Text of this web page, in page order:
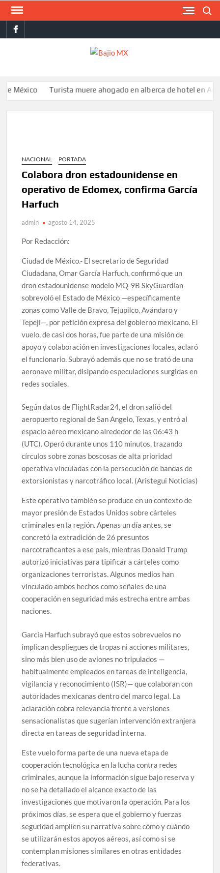
Saltar
contenidofacebook
Turista muere ahogado en alberca de hotel en
NACIONAL PORTADA
Colabora dron estadounidense en
operativo de Edomex, confirma García
Harfuch
admin agosto 14, 2025
Por Redacción:
Ciudad de México.- El secretario de Seguridad
Ciudadana, Omar García Harfuch, confirmó que un
dron estadounidense modelo MQ-9B SkyGuardian
sobrevoló el Estado de México —específicamente
zonas como Valle de Bravo, Tejupilco, Avándaro y
Tepeji—, por petición expresa del gobierno mexicano. El
vuelo, de casi dos horas, fue parte de una misión de
apoyo y colaboración en investigaciones locales, aclaró
el funcionario. Subrayó además que no se trató de una
aeronave militar, disipando especulaciones surgidas en
redes sociales.
Según datos de FlightRadar24, el dron salió del
aeropuerto regional de San Angelo, Texas, y entró al
espacio aéreo mexicano alrededor de las 06:43 h
(UTC). Operó durante unos 110 minutos, trazando
círculos sobre zonas boscosas de alta prioridad
operativa vinculadas con la persecución de bandas de
extorsionistas y narcotráfico local. (Aristegui Noticias)
Este operativo también se produce en un contexto de
mayor presión de Estados Unidos sobre cárteles
criminales en la región. Apenas un día antes, se
concretó la extradición de 26 presuntos
narcotraficantes a ese país, mientras Donald Trump
autorizó iniciativas para tipificar a cárteles como
organizaciones terroristas. Algunos medios han
vinculado ambos hechos como señales de una
cooperación en seguridad más estrecha entre ambas
naciones.
García Harfuch subrayó que estos sobrevuelos no
implican despliegues de tropas ni acciones militares,
sino más bien uso de aviones no tripulados —
habitualmente empleados en tareas de inteligencia,
vigilancia y reconocimiento (ISR)— que colaboran con
autoridades mexicanas dentro del marco legal. La
aclaración cobra relevancia frente a versiones
sensacionalistas que sugerían intervención extranjera
directa en tareas de seguridad interna.
Este vuelo forma parte de una nueva etapa de
cooperación tecnológica en la lucha contra redes
criminales, aunque la información sigue bajo reserva y
no se ha detallado el alcance exacto de las
investigaciones que motivaron la operación. Para los
próximos días, se espera que el gobierno y fuerzas
seguridad amplíen su narrativa sobre cómo y cuándo
se utilizarán estos apoyos aéreos, así como si se
contemplan misiones similares en otras entidades
federativas.